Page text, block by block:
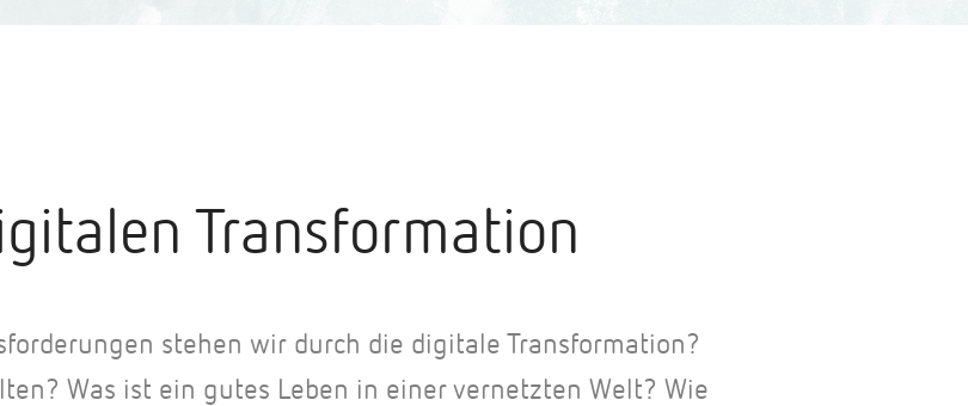
Transformation
stehen wir durch die digitale Transformation?
Was ist ein gutes Leben in einer vernetzten Welt? Wie